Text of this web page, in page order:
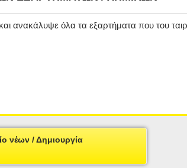
ανακάλυψε όλα τα εξαρτήματα που του
νέων / Δημιουργία